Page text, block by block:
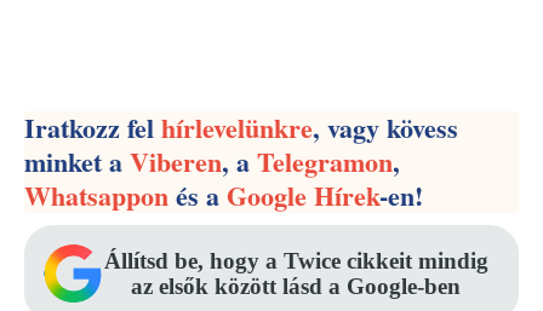
Iratkozz felhírlevelünkre, vagy kövess
minket aViberen, aTelegramon,
Whatsapponés aGoogle Hírek-en!
Állítsd be, hogy a Twice cikkeit mindig
az elsők között lásd a Google-ben